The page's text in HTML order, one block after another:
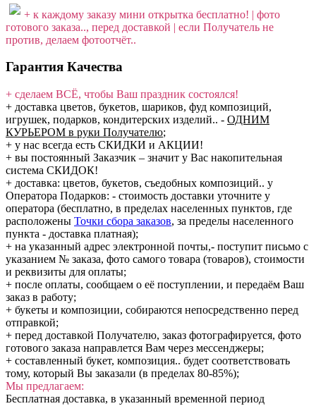
+ к каждому заказу мини открытка бесплатно! | фото
готового заказа.., перед доставкой | если Получатель не
против, делаем фотоотчёт..
Гарантия Качества
+ сделаем ВСЁ, чтобы Ваш праздник состоялся!
+ доставка цветов, букетов, шариков, фуд композиций,
игрушек, подарков, кондитерских изделий.. - ОДНИМ
КУРЬЕРОМ в руки Получателю;
+ у нас всегда есть СКИДКИ и АКЦИИ!
+ вы постоянный Заказчик – значит у Вас накопительная
система СКИДОК!
+ доставка: цветов, букетов, съедобных композиций.. у
Оператора Подарков: - стоимость доставки уточните у
оператора (бесплатно, в пределах населенных пунктов, где
расположены Точки сбора заказов, за пределы населенного
пункта - доставка платная);
+ на указанный адрес электронной почты,- поступит письмо с
указанием № заказа, фото самого товара (товаров), стоимости
и реквизиты для оплаты;
+ после оплаты, сообщаем о её поступлении, и передаём Ваш
заказ в работу;
+ букеты и композиции, собираются непосредственно перед
отправкой;
+ перед доставкой Получателю, заказ фотографируется, фото
готового заказа направлется Вам через мессенджеры;
+ составленный букет, композиция.. будет соответствовать
тому, который Вы заказали (в пределах 80-85%);
Мы предлагаем:
Бесплатная доставка, в указанный временной период